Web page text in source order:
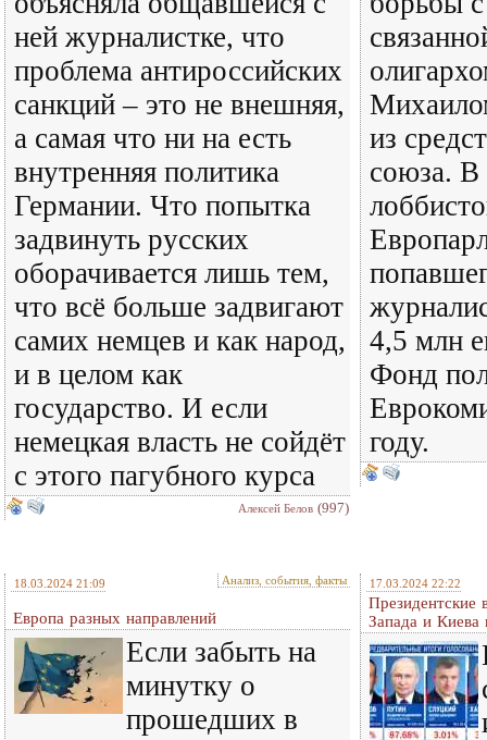
ней журналистке, что
проблема антироссийских
санкций – это не внешняя,
а самая что ни на есть
внутренняя политика
Германии. Что попытка
задвинуть русских
оборачивается лишь тем,
что всё больше задвигают
самих немцев и как народ,
и в целом как
государство. И если
немецкая власть не сойдёт
с этого пагубного курса
Алексей Белов (997)
из
союза. В
4,5 млн
Фонд
году.
18.03.2024 21:09 Анализ, события, факты
Европа разных направлений
Если забыть на
минутку о
прошедших в
17.03.2024 22:22
Президентские
Запада и